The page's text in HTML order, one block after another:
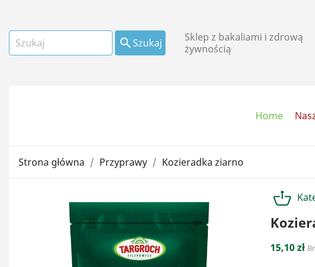
Szukaj
Sklep z bakaliami i zdrową
żywnością
Home
kandyzowane
Cukry i
Strona główna Przyprawy Kozieradka ziarno
15,10 zł